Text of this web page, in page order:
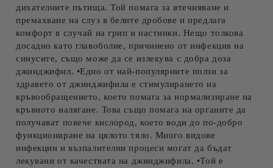
дихателните пътища. Той помага за втечняване и
премахване на слуз в белите дробове и предлага
комфорт в случай на грип и настинки. Нещо толкова
досадно като главоболие, причинено от инфекция на
синусите, също може да се излекува с добра доза
джинджифил. •Едно от най-популярните ползи за
здравето от джинджифила е стимулирането на
кръвообращението, което помага за нормализиране на
кръвното налягане. Това също помага на органите да
получават повече кислород, което води до по-добро
функциониране на цялото тяло. Много видове
инфекции и възпалителни процеси могат да бъдат
лекувани от качествата на джинджифила. •Той е